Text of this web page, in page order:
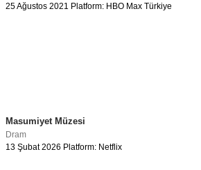
25 Ağustos 2021 Platform: HBO Max Türkiye
Masumiyet Müzesi
Dram
13 Şubat 2026 Platform: Netflix